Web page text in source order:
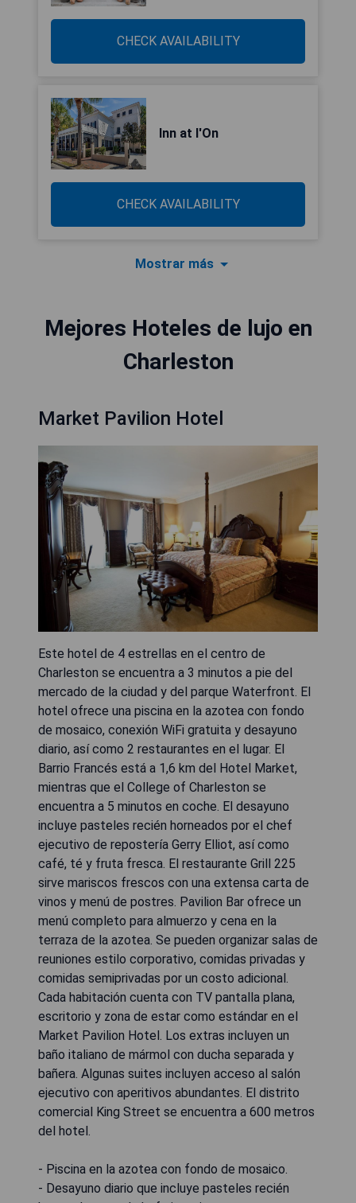
CHECK AVAILABILITY
Inn at I'On
CHECK AVAILABILITY
Mostrar más
Mejores Hoteles de lujo en
Charleston
Market Pavilion Hotel
Este hotel de 4 estrellas en el centro de
Charleston se encuentra a 3 minutos a pie del
mercado de la ciudad y del parque Waterfront. El
hotel ofrece una piscina en la azotea con fondo
de mosaico, conexión WiFi gratuita y desayuno
diario, así como 2 restaurantes en el lugar. El
Barrio Francés está a 1,6 km del Hotel Market,
mientras que el College of Charleston se
encuentra a 5 minutos en coche. El desayuno
incluye pasteles recién horneados por el chef
ejecutivo de repostería Gerry Elliot, así como
café, té y fruta fresca. El restaurante Grill 225
sirve mariscos frescos con una extensa carta de
vinos y menú de postres. Pavilion Bar ofrece un
menú completo para almuerzo y cena en la
terraza de la azotea. Se pueden organizar salas de
reuniones estilo corporativo, comidas privadas y
comidas semiprivadas por un costo adicional.
Cada habitación cuenta con TV pantalla plana,
escritorio y zona de estar como estándar en el
Market Pavilion Hotel. Los extras incluyen un
baño italiano de mármol con ducha separada y
bañera. Algunas suites incluyen acceso al salón
ejecutivo con aperitivos abundantes. El distrito
comercial King Street se encuentra a 600 metros
del hotel.
- Piscina en la azotea con fondo de mosaico.
- Desayuno diario que incluye pasteles recién